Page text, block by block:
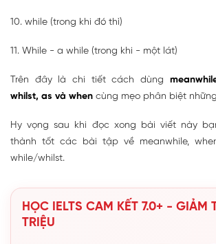
10. while (trong khi đó thì)
11. While - a while (trong khi - một lát)
Trên đây là chi tiết cách dùng
whilst, as và when cùng mẹo phân biệt
Hy vọng sau khi đọc xong bài viết này
thành tốt các bài tập về meanwhile,
while/whilst.
HỌC IELTS CAM KẾT 7.0+ - GIẢM
TRIỆU